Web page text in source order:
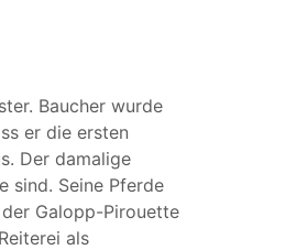
Baucher wurde
er die ersten
Der damalige
sind. Seine Pferde
Galopp-Pirouette
als